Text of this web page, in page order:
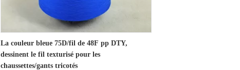
La couleur bleue 75D/fil de 48F pp DTY,
dessinent le fil texturisé pour les
chaussettes/gants tricotés